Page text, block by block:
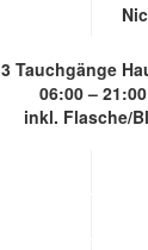
3 Tauchgänge
06:00 – 21:00
inkl. Flasche/